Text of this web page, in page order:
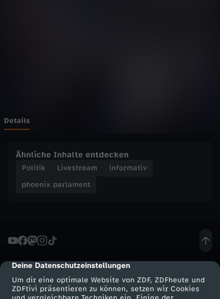
cmp-dialog-description
Deine Datenschutzeinstellungen
Um dir eine optimale Website von ZDF, ZDFheute und
ZDFtivi präsentieren zu können, setzen wir Cookies
m
n
S
i
c
Details
Ähnliche Inhalte entdecken
Politik Livestream
informativ
phoenix parlament